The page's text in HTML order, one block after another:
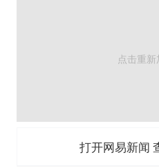
打开网易新闻